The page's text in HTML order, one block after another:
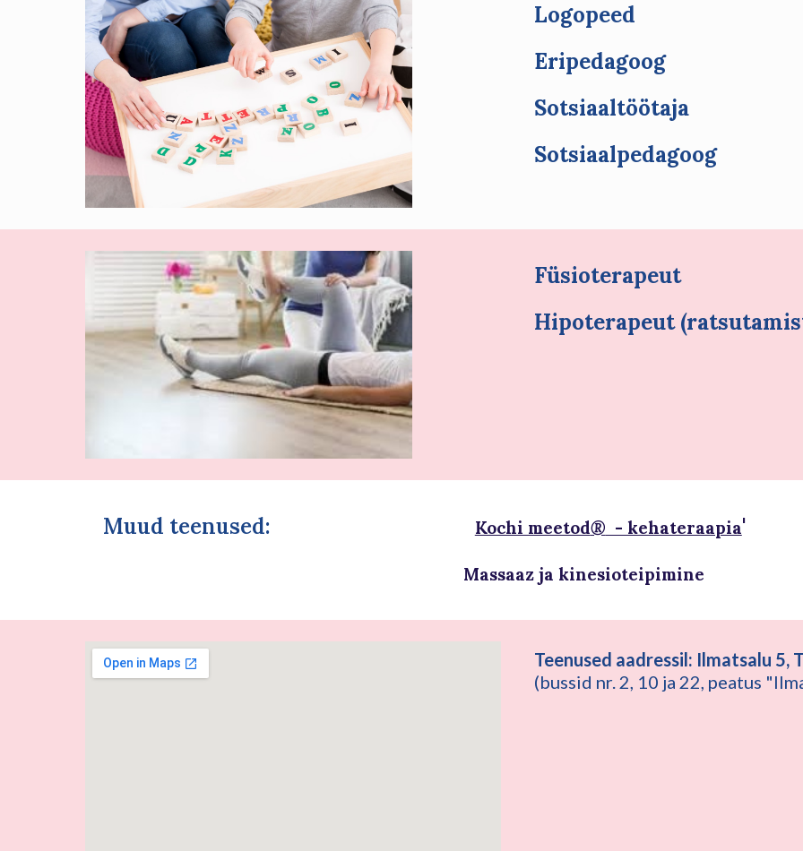
Logopeed
Eripedagoog
Sotsiaaltöötaja
Sotsiaalpedagoog
Füsioterapeut
Hipoterapeut
Muud teenused: Kochi meetod® - kehateraapia'
Massaaz ja kinesioteipimine
Teenused aadressil: Ilmatsalu 5,
(bussid nr. 2, 10 ja 22, peatus